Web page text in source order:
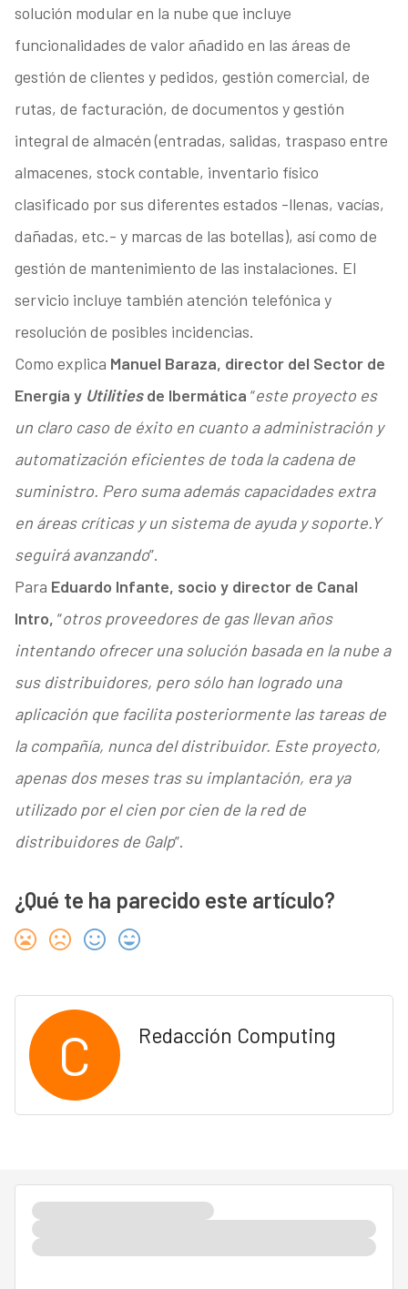
solución modular en la nube que incluye
funcionalidades de valor añadido en las áreas de
gestión de clientes y pedidos, gestión comercial, de
rutas, de facturación, de documentos y gestión
integral de almacén (entradas, salidas, traspaso entre
almacenes, stock contable, inventario físico
clasificado por sus diferentes estados -llenas, vacías,
dañadas, etc.- y marcas de las botellas), así como de
gestión de mantenimiento de las instalaciones. El
servicio incluye también atención telefónica y
resolución de posibles incidencias.
Como explica Manuel Baraza, director del Sector de
Energía y Utilitiesde Ibermática “este proyecto es
un claro caso de éxito en cuanto a administración y
automatización eficientes de toda la cadena de
suministro. Pero suma además capacidades extra
en áreas críticas y un sistema de ayuda y soporte.Y
seguirá avanzando”.
Para Eduardo Infante, socio y director de Canal
Intro, “otros proveedores de gas llevan años
intentando ofrecer una solución basada en la nube a
sus distribuidores, pero sólo han logrado una
aplicación que facilita posteriormente las tareas de
la compañía, nunca del distribuidor. Este proyecto,
apenas dos meses tras su implantación, era ya
utilizado por el cien por cien de la red de
distribuidores de Galp”.
¿Qué te ha parecido este artículo?
C Redacción Computing